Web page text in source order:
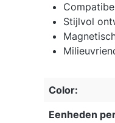
Stijlvol
Color:
Eenheden